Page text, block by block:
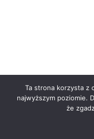
Ta strona korzysta z
najwyższym poziomie.
że